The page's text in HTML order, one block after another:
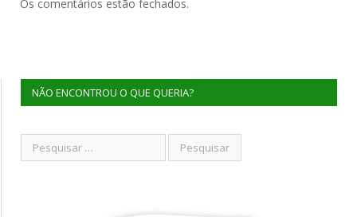
Os comentários estão fechados.
NÃO ENCONTROU O QUE QUERIA?